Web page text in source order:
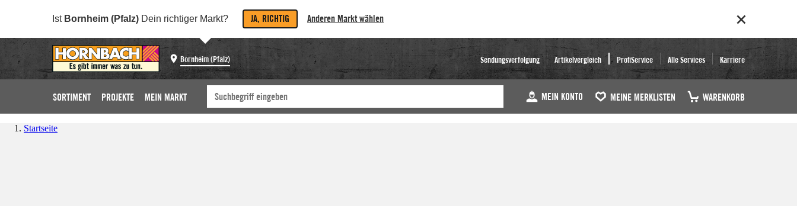
Ist Bornheim (Pfalz) Dein richtiger Markt? JA, RICHTIG Anderen Markt wählen
Bornheim (Pfalz) Sendungsverfolgung Artikelvergleich ProfiService Alle Services Karriere
SORTIMENT PROJEKTE MEIN MARKT MEIN KONTO MEINE MERKLISTEN WARENKORB
Startseite